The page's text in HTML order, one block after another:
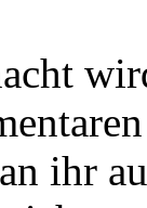
ihr